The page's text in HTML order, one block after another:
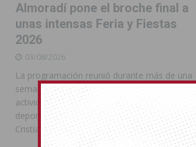
Almoradí pone el broche final a
unas intensas Feria y Fiestas
2026
03/08/2026
La programación reunió durante más de una
semana actos institucionales, conciertos,
actividades familiares, competiciones
deportivas y las celebraciones de Moros y
Cristianos